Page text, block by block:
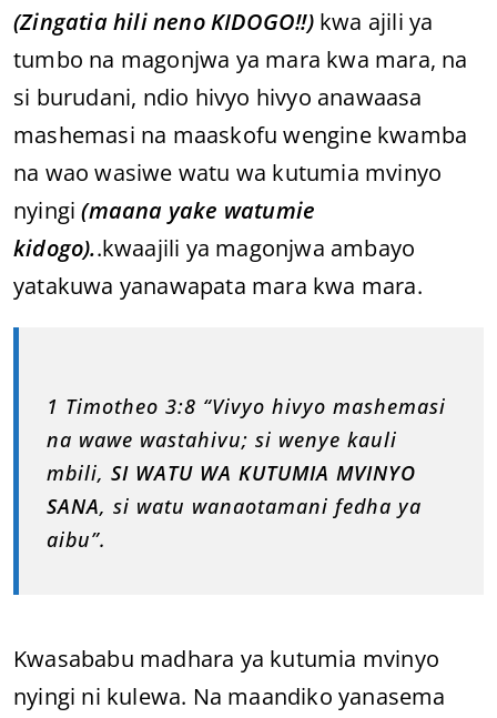
(Zingatia hili neno KIDOGO!!)kwa ajili ya
tumbo na magonjwa ya mara kwa mara, na
si burudani, ndio hivyo hivyo anawaasa
mashemasi na maaskofu wengine kwamba
na wao wasiwe watu wa kutumia mvinyo
nyingi (maana yake watumie
kidogo)..kwaajili ya magonjwa ambayo
yatakuwa yanawapata mara kwa mara.
1 Timotheo 3:8 “Vivyo hivyo mashemasi
na wawe wastahivu; si wenye kauli
mbili, SI WATU WA KUTUMIA MVINYO
SANA, si watu wanaotamani fedha ya
aibu”.
Kwasababu madhara ya kutumia mvinyo
nyingi ni kulewa. Na maandiko yanasema